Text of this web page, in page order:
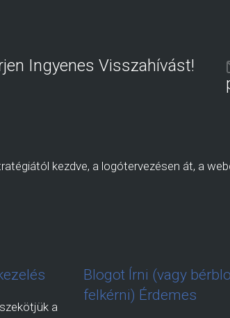
Ingyenes Visszahívást!
kezdve, a logótervezésen át, a
a
Blogot Írni (vagy
felkérni) Érdemes